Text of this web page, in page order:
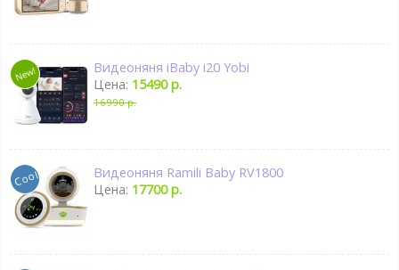
Видеоняня iBaby i20 Yobi
Цена: 15490 р.
16990 р.
Видеоняня Ramili Baby RV1800
Цена: 17700 р.